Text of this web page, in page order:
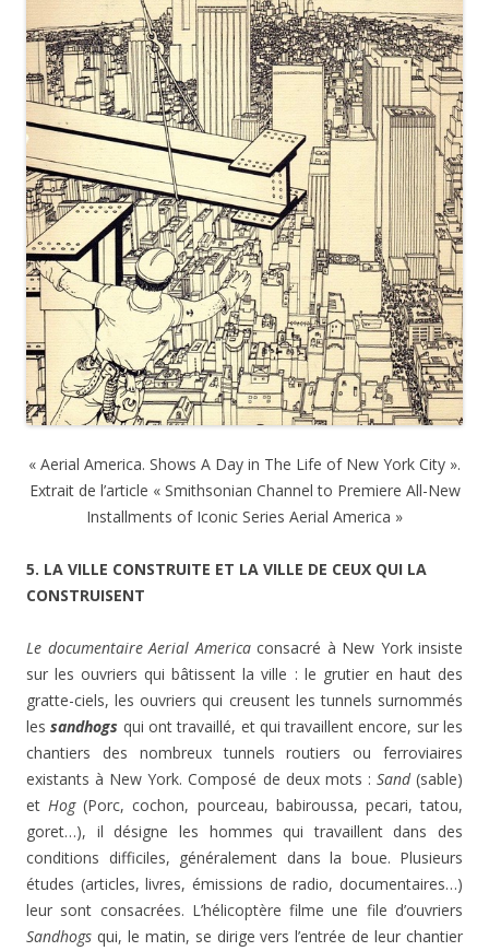
« Aerial America. Shows A Day in The Life of New York City ».
Extrait de l’article « Smithsonian Channel to Premiere All-New
Installments of Iconic Series Aerial America »
5. LA VILLE CONSTRUITE ET LA VILLE DE CEUX QUI LA
CONSTRUISENT
Le documentaireAerial Americaconsacré à New York insiste
sur les ouvriers qui bâtissent la ville : le grutier en haut des
gratte-ciels, les ouvriers qui creusent les tunnels surnommés
lessandhogs qui ont travaillé, et qui travaillent encore, sur les
chantiers des nombreux tunnels routiers ou ferroviaires
existants à New York. Composé de deux mots : Sand(sable)
etHog(Porc, cochon, pourceau, babiroussa, pecari, tatou,
goret…), il désigne les hommes qui travaillent dans des
conditions difficiles, généralement dans la boue. Plusieurs
études (articles, livres, émissions de radio, documentaires…)
leur sont consacrées. L’hélicoptère filme une file d’ouvriers
Sandhogs qui, le matin, se dirige vers l’entrée de leur chantier